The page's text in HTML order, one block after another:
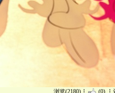
浏览(2180) (0)